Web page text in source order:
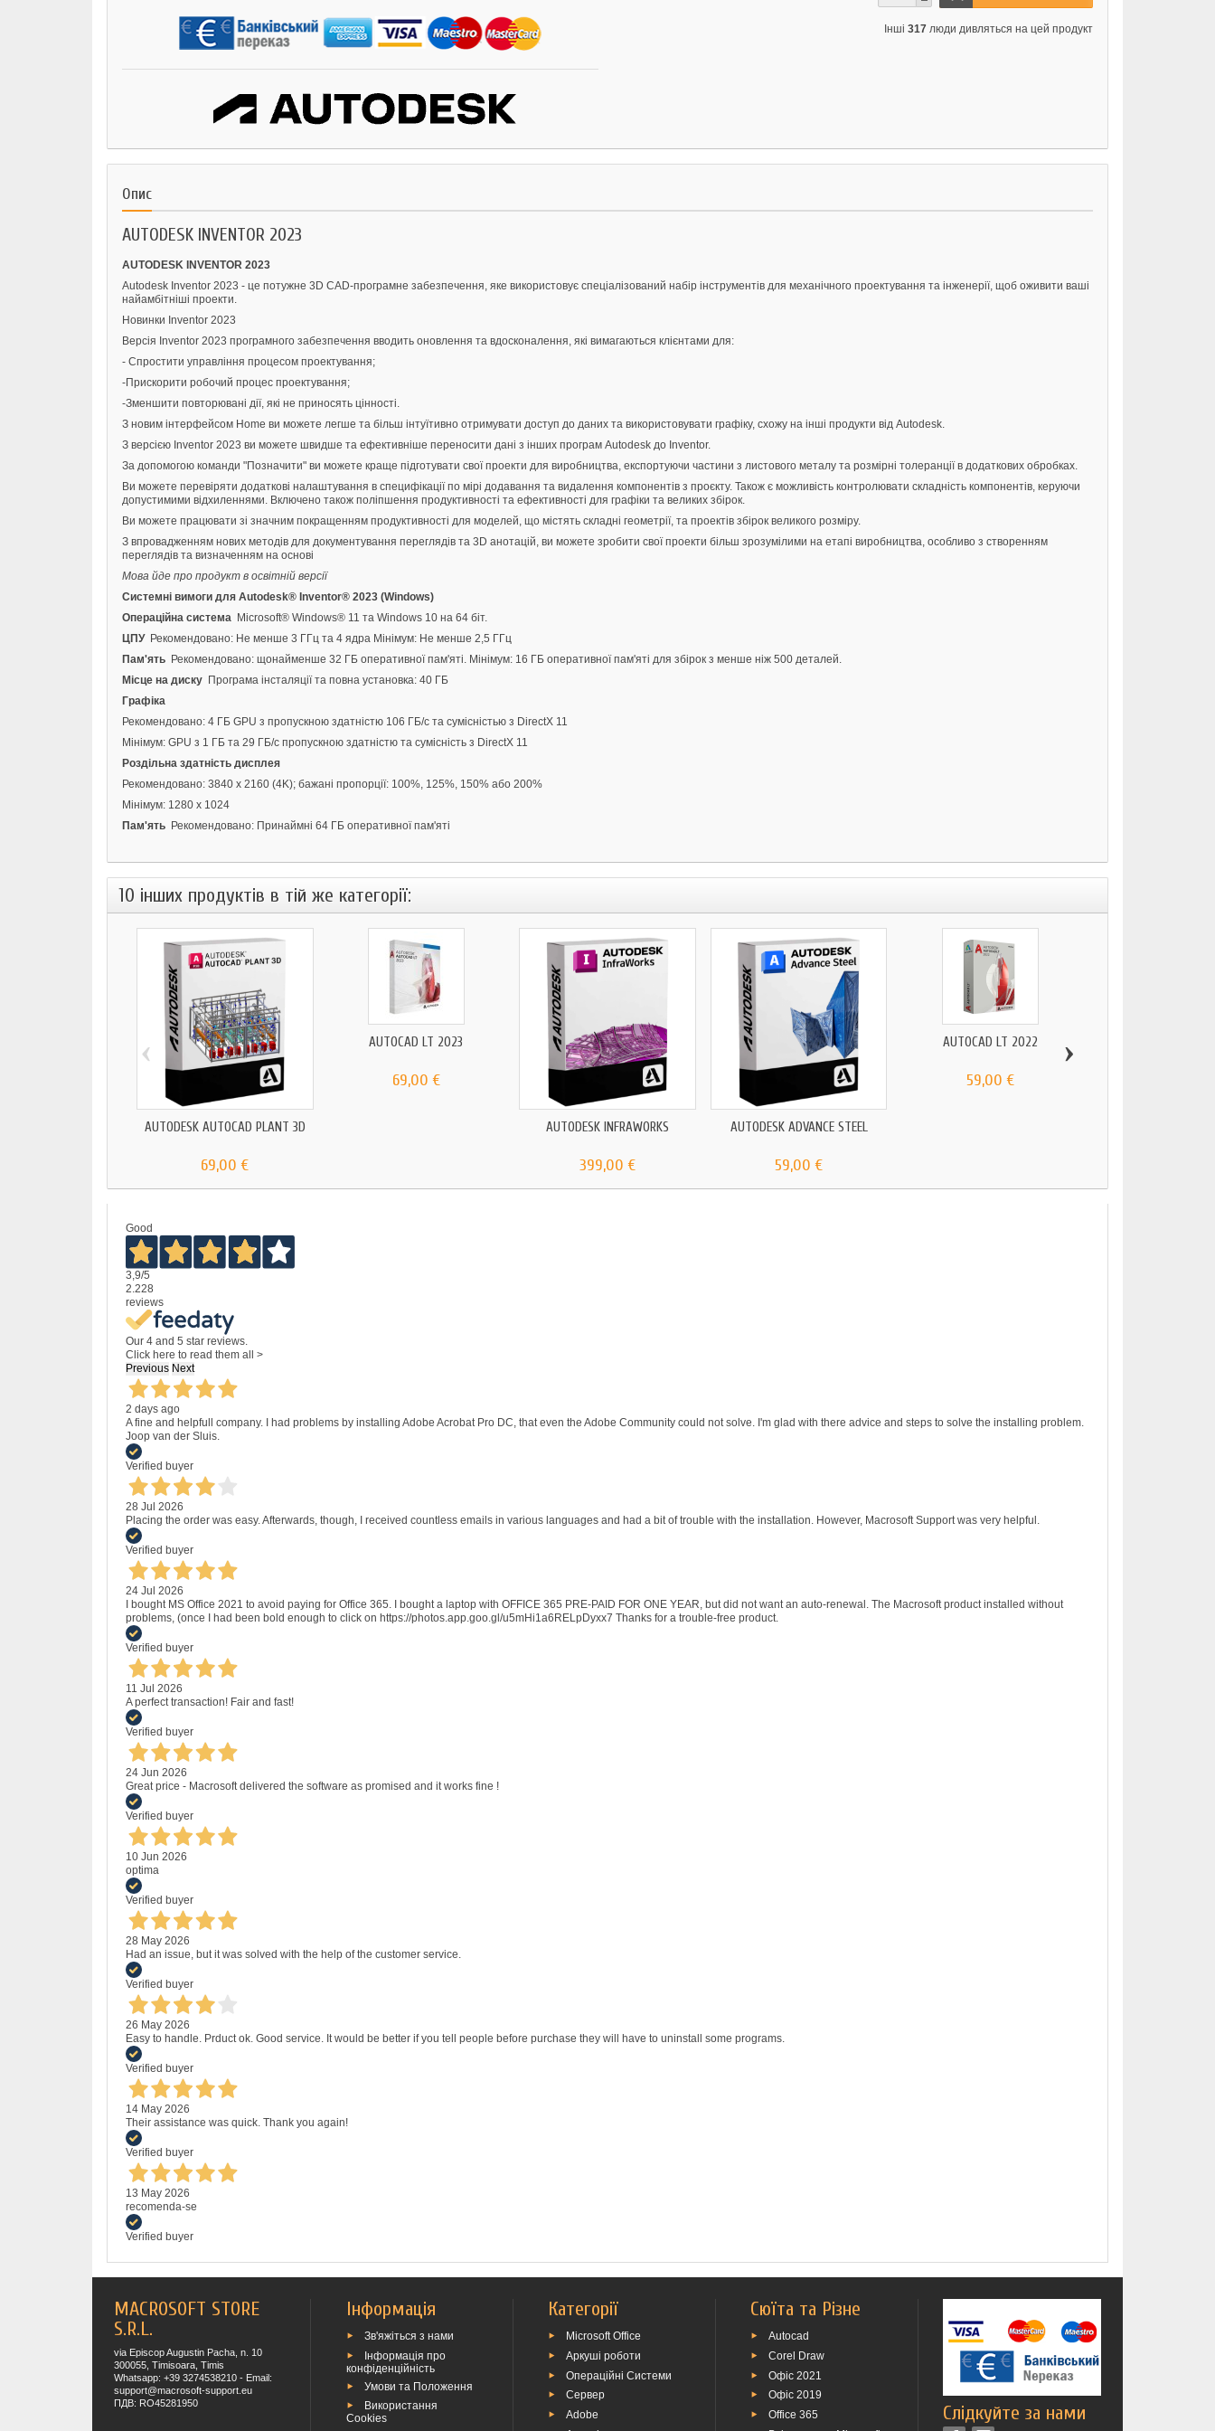
Інші 317 люди дивляться на цей продукт
Опис
AUTODESK INVENTOR 2023
AUTODESK INVENTOR 2023
Autodesk Inventor 2023 - це потужне 3D CAD-програмне забезпечення, яке використовує спеціалізований набір інструментів для механічного проектування та інженерії, щоб оживити ваші
найамбітніші проекти.
Новинки Inventor 2023
Версія Inventor 2023 програмного забезпечення вводить оновлення та вдосконалення, які вимагаються клієнтами для:
- Спростити управління процесом проектування;
-Прискорити робочий процес проектування;
-Зменшити повторювані дії, які не приносять цінності.
З новим інтерфейсом Home ви можете легше та більш інтуїтивно отримувати доступ до даних та використовувати графіку, схожу на інші продукти від Autodesk.
З версією Inventor 2023 ви можете швидше та ефективніше переносити дані з інших програм Autodesk до Inventor.
За допомогою команди "Позначити" ви можете краще підготувати свої проекти для виробництва, експортуючи частини з листового металу та розмірні толеранції в додаткових обробках.
Ви можете перевіряти додаткові налаштування в специфікації по мірі додавання та видалення компонентів з проєкту. Також є можливість контролювати складність компонентів, керуючи
допустимими відхиленнями. Включено також поліпшення продуктивності та ефективності для графіки та великих збірок.
Ви можете працювати зі значним покращенням продуктивності для моделей, що містять складні геометрії, та проектів збірок великого розміру.
З впровадженням нових методів для документування переглядів та 3D анотацій, ви можете зробити свої проекти більш зрозумілими на етапі виробництва, особливо з створенням
переглядів та визначенням на основі
Мова йде про продукт в освітній версії
Системні вимоги для Autodesk® Inventor® 2023 (Windows)
Операційна система Microsoft® Windows® 11 та Windows 10 на 64 біт.
ЦПУ Рекомендовано: Не менше 3 ГГц та 4 ядра Мінімум: Не менше 2,5 ГГц
Пам'ять Рекомендовано: щонайменше 32 ГБ оперативної пам'яті. Мінімум: 16 ГБ оперативної пам'яті для збірок з менше ніж 500 деталей.
Місце на диску Програма інсталяції та повна установка: 40 ГБ
Графіка
Рекомендовано: 4 ГБ GPU з пропускною здатністю 106 ГБ/с та сумісністью з DirectX 11
Мінімум: GPU з 1 ГБ та 29 ГБ/с пропускною здатністю та сумісність з DirectX 11
Роздільна здатність дисплея
Рекомендовано: 3840 x 2160 (4K); бажані пропорції: 100%, 125%, 150% або 200%
Мінімум: 1280 x 1024
Пам'ять Рекомендовано: Принаймні 64 ГБ оперативної пам'яті
10 інших продуктів в тій же категорії:
AUTODESK AUTOCAD PLANT 3D
69,00 €
AUTOCAD LT 2023
69,00 €
AUTODESK INFRAWORKS
399,00 €
AUTODESK ADVANCE STEEL
59,00 €
AUTOCAD LT 2022
59,00 €
‹ ›
Good
3,9/5
2.228
reviews
Our 4 and 5 star reviews.
Click here to read them all >
Previous Next
2 days ago
A fine and helpfull company. I had problems by installing Adobe Acrobat Pro DC, that even the Adobe Community could not solve. I'm glad with there advice and steps to solve the installing problem.
Joop van der Sluis.
Verified buyer
28 Jul 2026
Placing the order was easy. Afterwards, though, I received countless emails in various languages and had a bit of trouble with the installation. However, Macrosoft Support was very helpful.
Verified buyer
24 Jul 2026
I bought MS Office 2021 to avoid paying for Office 365. I bought a laptop with OFFICE 365 PRE-PAID FOR ONE YEAR, but did not want an auto-renewal. The Macrosoft product installed without
problems, (once I had been bold enough to click on https://photos.app.goo.gl/u5mHi1a6RELpDyxx7 Thanks for a trouble-free product.
Verified buyer
11 Jul 2026
A perfect transaction! Fair and fast!
Verified buyer
24 Jun 2026
Great price - Macrosoft delivered the software as promised and it works fine !
Verified buyer
10 Jun 2026
optima
Verified buyer
28 May 2026
Had an issue, but it was solved with the help of the customer service.
Verified buyer
26 May 2026
Easy to handle. Prduct ok. Good service. It would be better if you tell people before purchase they will have to uninstall some programs.
Verified buyer
14 May 2026
Their assistance was quick. Thank you again!
Verified buyer
13 May 2026
recomenda-se
Verified buyer
MACROSOFT STORE
S.R.L.
via Episcop Augustin Pacha, n. 10
300055, Timisoara, Timis
Whatsapp: +39 3274538210 - Email:
support@macrosoft-support.eu
ПДВ: RO45281950
Інформація
Зв'яжіться з нами
Інформація про
конфіденційність
Умови та Положення
Використання
Cookies
Категорії
Microsoft Office
Аркуші роботи
Операційні Системи
Сервер
Adobe
Сюїта та Різне
Autocad
Corel Draw
Офіс 2021
Офіс 2019
Office 365
Слідкуйте за нами